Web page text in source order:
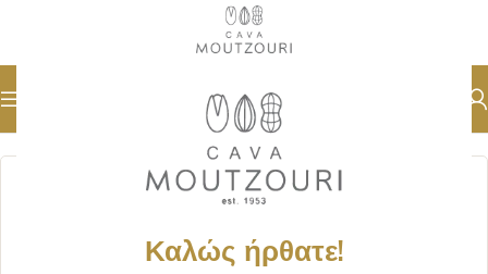
Καλώς ήρθατε!
Αρχική σελίδα ΕΡΥΘΡΟΣ